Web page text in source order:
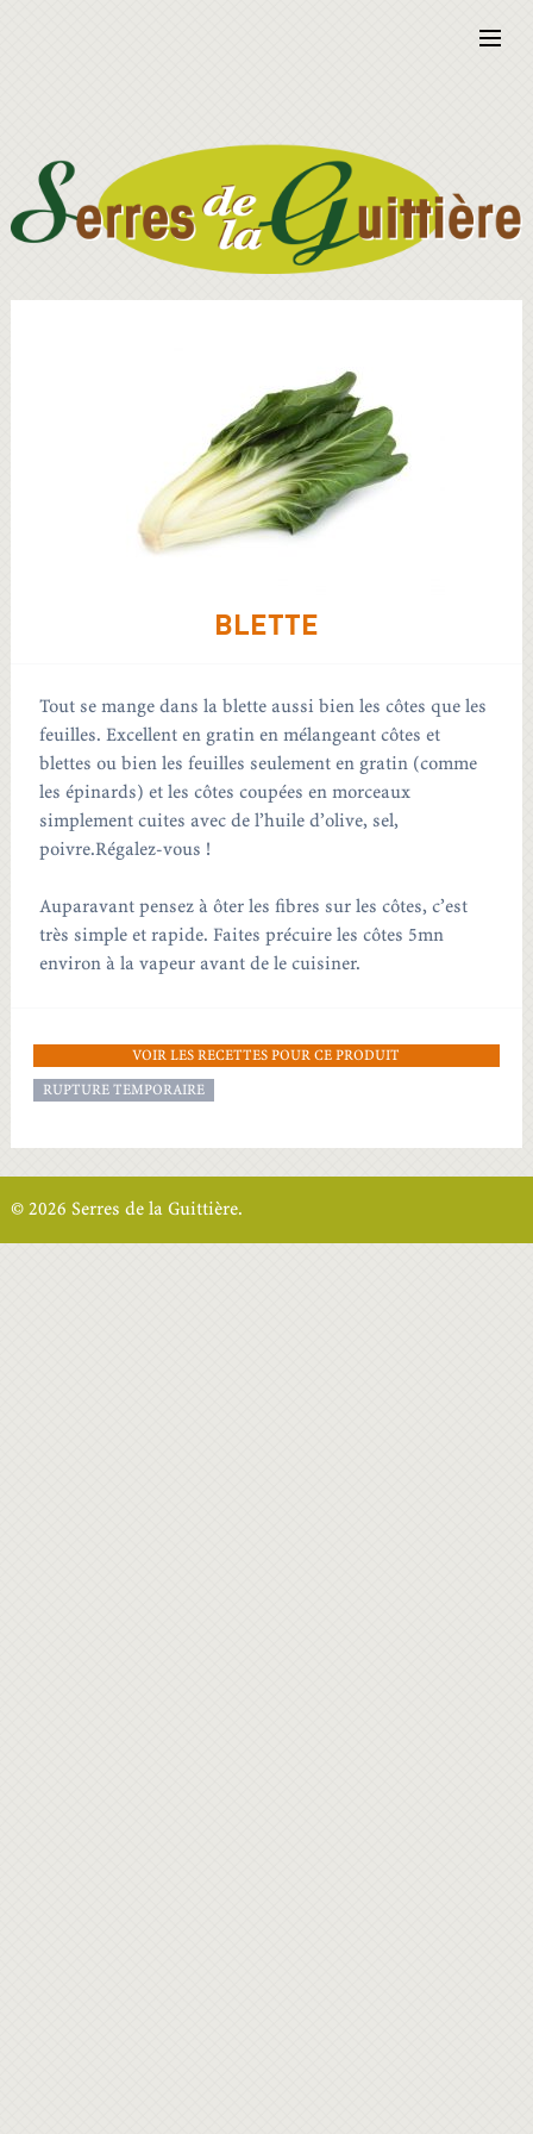
BLETTE
Tout se mange dans la blette aussi bien les côtes que les
feuilles. Excellent en gratin en mélangeant côtes et
blettes ou bien les feuilles seulement en gratin (comme
les épinards) et les côtes coupées en morceaux
simplement cuites avec de l’huile d’olive, sel,
poivre.Régalez-vous !
Auparavant pensez à ôter les fibres sur les côtes, c’est
très simple et rapide. Faites précuire les côtes 5mn
environ à la vapeur avant de le cuisiner.
VOIR LES RECETTES POUR CE PRODUIT
RUPTURE TEMPORAIRE
© 2026 Serres de la Guittière.